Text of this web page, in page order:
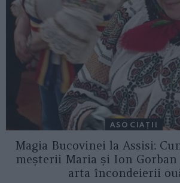
ASOCIAŢII
Magia Bucovinei la Assisi:
meșterii Maria și Ion
arta încondeierii